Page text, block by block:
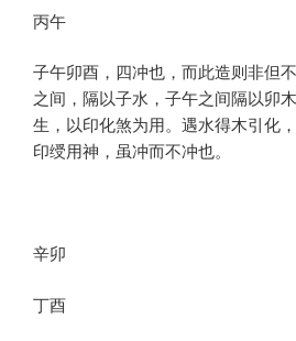
丙午
子午卯酉，四冲也，而此造则非但
之间，隔以子水，子午之间隔以卯
生，以印化煞为用。遇水得木引化
印绶用神，虽冲而不冲也。
辛卯
丁酉